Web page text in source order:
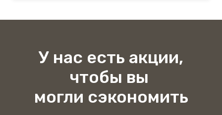
У нас есть акции,
чтобы вы
могли сэкономить